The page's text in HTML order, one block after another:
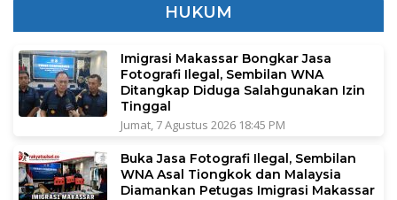
HUKUM
Imigrasi Makassar Bongkar Jasa
Fotografi Ilegal, Sembilan WNA
Ditangkap Diduga Salahgunakan Izin
Tinggal
Jumat, 7 Agustus 2026 18:45 PM
Buka Jasa Fotografi Ilegal, Sembilan
WNA Asal Tiongkok dan Malaysia
Diamankan Petugas Imigrasi Makassar